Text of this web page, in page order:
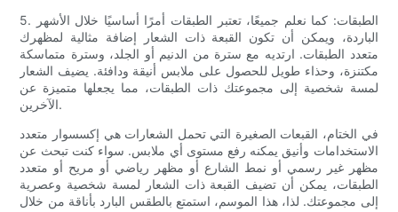
5. الطبقات: كما نعلم جميعًا، تعتبر الطبقات أمرًا أساسيًا خلال الأشهر
الباردة، ويمكن أن تكون القبعة ذات الشعار إضافة مثالية لمظهرك
متعدد الطبقات. ارتديه مع سترة من الدنيم أو الجلد، وسترة متماسكة
مكتنزة، وحذاء طويل للحصول على ملابس أنيقة ودافئة. يضيف الشعار
لمسة شخصية إلى مجموعتك ذات الطبقات، مما يجعلها متميزة عن
الآخرين.
في الختام، القبعات الصغيرة التي تحمل الشعارات هي إكسسوار متعدد
الاستخدامات وأنيق يمكنه رفع مستوى أي ملابس. سواء كنت تبحث عن
مظهر غير رسمي أو نمط الشارع أو مظهر رياضي أو مريح أو متعدد
الطبقات، يمكن أن تضيف القبعة ذات الشعار لمسة شخصية وعصرية
إلى مجموعتك. لذا، هذا الموسم، استمتع بالطقس البارد بأناقة من خلال